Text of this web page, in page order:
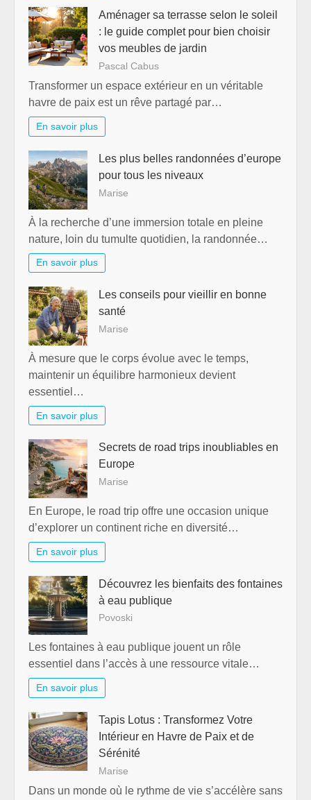
Aménager sa terrasse selon le soleil
: le guide complet pour bien choisir
vos meubles de jardin
Pascal Cabus
Transformer un espace extérieur en un véritable
havre de paix est un rêve partagé par…
En savoir plus
Les plus belles randonnées d’europe
pour tous les niveaux
Marise
À la recherche d’une immersion totale en pleine
nature, loin du tumulte quotidien, la randonnée…
En savoir plus
Les conseils pour vieillir en bonne
santé
Marise
À mesure que le corps évolue avec le temps,
maintenir un équilibre harmonieux devient
essentiel…
En savoir plus
Secrets de road trips inoubliables en
Europe
Marise
En Europe, le road trip offre une occasion unique
d’explorer un continent riche en diversité…
En savoir plus
Découvrez les bienfaits des fontaines
à eau publique
Povoski
Les fontaines à eau publique jouent un rôle
essentiel dans l’accès à une ressource vitale…
En savoir plus
Tapis Lotus : Transformez Votre
Intérieur en Havre de Paix et de
Sérénité
Marise
Dans un monde où le rythme de vie s’accélère sans